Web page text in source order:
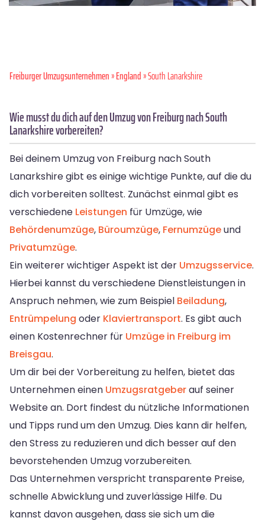
Freiburger Umzugsunternehmen»England» South Lanarkshire
Wie musst du dich auf den Umzug von Freiburg nach South
Lanarkshire vorbereiten?
Bei deinem Umzug von Freiburg nach South
Lanarkshire gibt es einige wichtige Punkte, auf die du
dich vorbereiten solltest. Zunächst einmal gibt es
verschiedene Leistungen für Umzüge, wie
Behördenumzüge, Büroumzüge, Fernumzügeund
Privatumzüge.
Ein weiterer wichtiger Aspekt ist der Umzugsservice.
Hierbei kannst du verschiedene Dienstleistungen in
Anspruch nehmen, wie zum Beispiel Beiladung,
Entrümpelung oder Klaviertransport. Es gibt auch
einen Kostenrechner für Umzüge in Freiburg im
Breisgau.
Um dir bei der Vorbereitung zu helfen, bietet das
Unternehmen einen Umzugsratgeberauf seiner
Website an. Dort findest du nützliche Informationen
und Tipps rund um den Umzug. Dies kann dir helfen,
den Stress zu reduzieren und dich besser auf den
bevorstehenden Umzug vorzubereiten.
Das Unternehmen verspricht transparente Preise,
schnelle Abwicklung und zuverlässige Hilfe. Du
kannst davon ausgehen, dass sie sich um die